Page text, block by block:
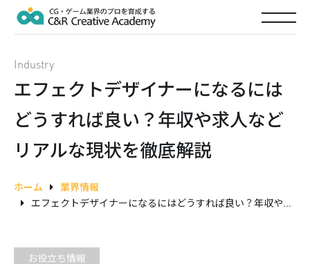
Industry
エフェクトデザイナーになるには
どうすれば良い？年収や求人など
リアルな現状を徹底解説
ホーム
業界情報
エフェクトデザイナーになるにはどうすれば良い？年収や求人などリアルな現状を徹底解説
お役立ち情報